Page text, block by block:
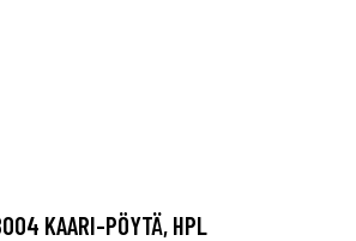
KAARI-PÖYTÄ, HPL